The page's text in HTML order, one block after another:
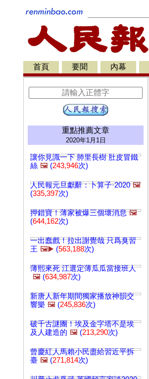
首頁 要聞 內幕
重點推薦文章
2020年1月1日
讓你見識一下 肺里長樹 肚皮冒鐵
絲 🖼️ (243,946次)
人民報元旦獻辭：卜算子·2020 🖼️
(335,397次)
押錯寶！薄家被爆三個壞消息 🖼️
(644,162次)
一出蠢戲！拉出謝覺哉 只爲臭習
王 🖼️▶️ (563,188次)
薄熙來死 江選定薄瓜瓜當接班人
🖼️ (634,987次)
新唐人新年期間獨家播放神韻交
響樂 🖼️ (245,836次)
破千古謎團！埃及金字塔不是埃
及人建造的 🖼️ (213,290次)
曾慶紅人馬賴小民盡給習近平拆
臺 🖼️ (271,814次)